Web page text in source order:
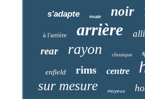
s'adapte route noir
à l'arrière arrière
rear rayon classique
enfield rims centre
sur mesure moyeux